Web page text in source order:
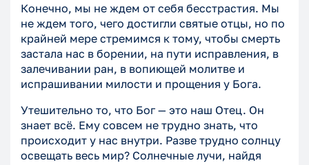
Конечно, мы не ждем от себя бесстрастия. Мы
не ждем того, чего достигли святые отцы, но по
крайней мере стремимся к тому, чтобы смерть
застала нас в борении, на пути исправления, в
залечивании ран, в вопиющей молитве и
испрашивании милости и прощения у Бога.
Утешительно то, что Бог — это наш Отец. Он
знает всё. Ему совсем не трудно знать, что
происходит у нас внутри. Разве трудно солнцу
освещать весь мир? Солнечные лучи, найдя